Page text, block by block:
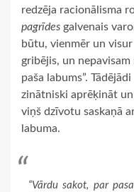
redzēja racionālisma
pagrīdes galvenais
būtu, vienmēr un
gribējis, un
paša labums”.
zinātniski aprēķināt
viņš dzīvotu saskaņā
labuma.
“Vārdu sakot, par